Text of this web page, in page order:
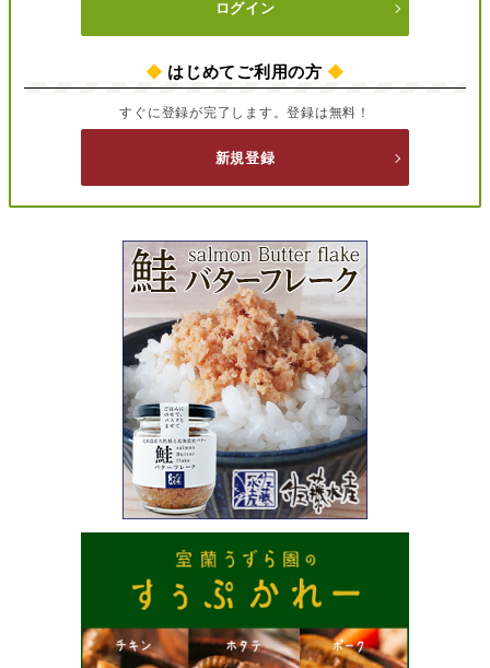
ログイン
◆ はじめてご利用の方 ◆
すぐに登録が完了します。登録は無料！
新規登録